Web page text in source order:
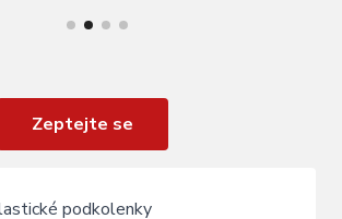
Zeptejte se
podkolenky